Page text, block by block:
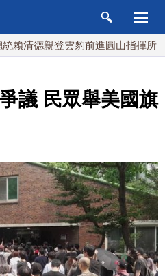
親登雲豹前進圓山指揮所
議 民眾舉美國旗